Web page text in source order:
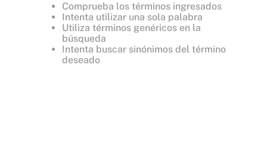
Comprueba los términos ingresados
Intenta utilizar una sola palabra
Utiliza términos genéricos en la
búsqueda
Intenta buscar sinónimos del término
deseado